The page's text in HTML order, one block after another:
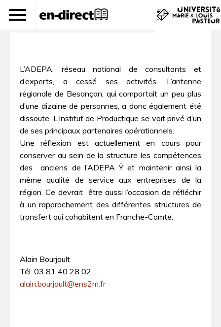
L'adieu à l'ADEPA
L’ADEPA, réseau national de consultants et
d’experts, a cessé ses activités. L’antenne
régionale de Besançon, qui comportait un peu plus
d’une dizaine de personnes, a donc également été
dissoute. L’Institut de Productique se voit privé d’un
de ses principaux partenaires opérationnels.
Une réflexion est actuellement en cours pour
conserver au sein de la structure les compétences
des  anciens de l’ADEPA Ÿ et maintenir ainsi la
même qualité de service aux entreprises de la
région. Ce devrait être aussi l’occasion de réfléchir
à un rapprochement des différentes structures de
transfert qui cohabitent en Franche-Comté.
Alain Bourjault
Tél. 03 81 40 28 02
alain.bourjault@ens2m.fr